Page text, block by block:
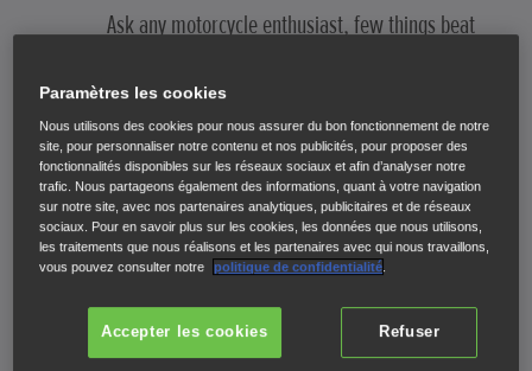
Ask any motorcycle enthusiast, few things beat
However, one guaranteed way to improve any
bike ride is the peace of mind that comes from
knowing you’re equipped to ride in all conditions.
One way to improve your safety on the road is to
take a motorcycle safety course. Motorcycle
safety courses are designed for all skill levels and
teach riders key handling skills, road awareness,
Paramètres les cookies
Nous utilisons des cookies pour nous assurer du bon fonctionnement de notre
site, pour personnaliser notre contenu et nos publicités, pour proposer des
fonctionnalités disponibles sur les réseaux sociaux et afin d’analyser notre
trafic. Nous partageons également des informations, quant à votre navigation
sur notre site, avec nos partenaires analytiques, publicitaires et de réseaux
sociaux. Pour en savoir plus sur les cookies, les données que nous utilisons,
les traitements que nous réalisons et les partenaires avec qui nous travaillons,
vous pouvez consulter notre
politique de confidentialité
Refuser
Accepter les cookies